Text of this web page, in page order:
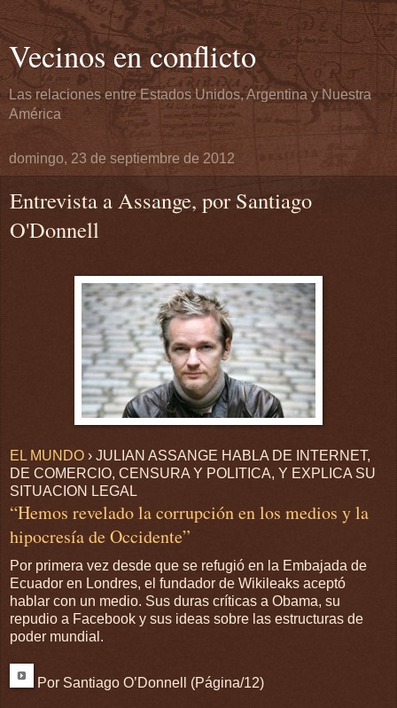
Vecinos en conflicto
Las relaciones entre Estados Unidos, Argentina y Nuestra
América
domingo, 23 de septiembre de 2012
Entrevista a Assange, por Santiago
O'Donnell
EL MUNDO › JULIAN ASSANGE HABLA DE INTERNET,
DE COMERCIO, CENSURA Y POLITICA, Y EXPLICA SU
SITUACION LEGAL
“Hemos revelado la corrupción en los medios y la
hipocresía de Occidente”
Por primera vez desde que se refugió en la Embajada de
Ecuador en Londres, el fundador de Wikileaks aceptó
hablar con un medio. Sus duras críticas a Obama, su
repudio a Facebook y sus ideas sobre las estructuras de
poder mundial.
Por Santiago O’Donnell (Página/12)